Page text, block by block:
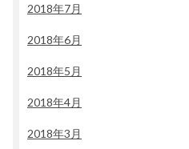
2018年7月
2018年6月
2018年5月
2018年4月
2018年3月